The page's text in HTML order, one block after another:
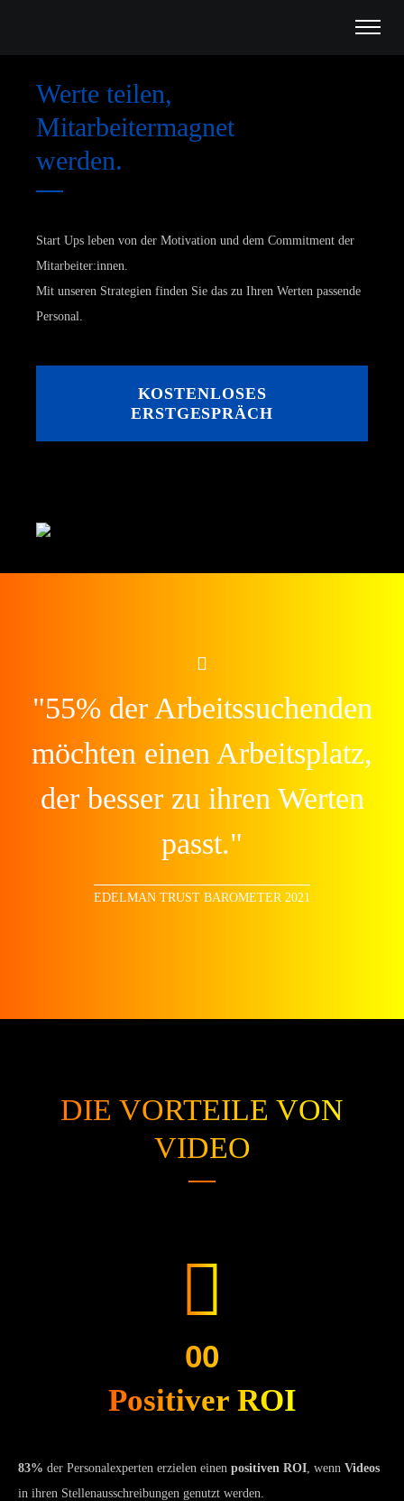
Werte teilen,
Mitarbeitermagnet
werden.
Start Ups leben von der Motivation und dem Commitment der
Mitarbeiter:innen.
Mit unseren Strategien finden Sie das zu Ihren Werten passende
Personal.
KOSTENLOSES
ERSTGESPRÄCH
"55% der Arbeitssuchenden
möchten einen Arbeitsplatz,
der besser zu ihren Werten
passt."
EDELMAN TRUST BAROMETER 2021
DIE VORTEILE VON
VIDEO
00
Positiver ROI
83% der Personalexperten erzielen einen positiven ROI , wenn Videos
in ihren Stellenausschreibungen genutzt werden.